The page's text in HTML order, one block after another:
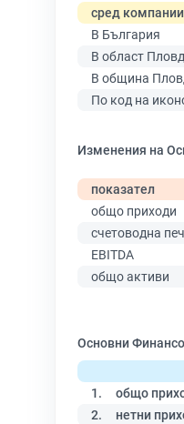
сред
В България
В област
В община
По код на
Изменения на
показател
общо приходи
счетоводна
EBITDA
общо активи
Основни
1.
общо
2. нетни